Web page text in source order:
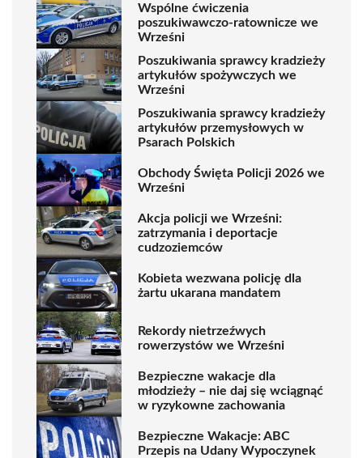
Wspólne ćwiczenia
poszukiwawczo-ratownicze we
Wrześni
Poszukiwania sprawcy kradzieży
artykułów spożywczych we
Wrześni
Poszukiwania sprawcy kradzieży
artykułów przemysłowych w
Psarach Polskich
Obchody Święta Policji 2026 we
Wrześni
Akcja policji we Wrześni:
zatrzymania i deportacje
cudzoziemców
Kobieta wezwana policję dla
żartu ukarana mandatem
Rekordy nietrzeźwych
rowerzystów we Wrześni
Bezpieczne wakacje dla
młodzieży – nie daj się wciągnąć
w ryzykowne zachowania
Bezpieczne Wakacje: ABC
Przepis na Udany Wypoczynek